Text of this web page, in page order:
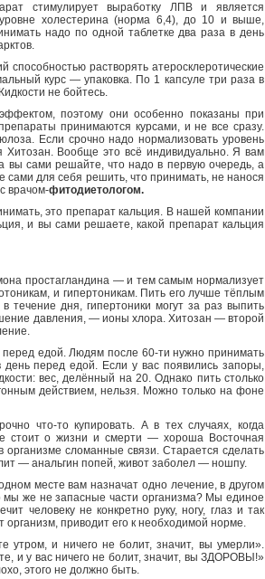
стимулирует выработку ЛПВ и является
холестерина (норма 6,4), до 10 и выше,
надо по одной таблетке два раза в день
растворять атеросклеротические
курс — упаковка. По 1 капсуле три раза в
не бойтесь.
поэтому они особенно показаны при
принимаются курсами, и не все сразу.
Если срочно надо нормализовать уровень
Вообще это всё индивидуально. Я вам
вы сами решайте, что надо в первую очередь, а
для себя решить, что принимать, не нанося
врачом-фитодиетологом.
это препарат кальция. В нашей компании
и вы сами решаете, какой препарат кальция
простагландина — и тем самым нормализует
и гипертоникам. Пить его лучше тёплым
течение дня, гипертоники могут за раз выпить
давления, — ионы хлора. Хитозан — второй
едой. Людям после 60-ти нужно принимать
перед едой. Если у вас появились запоры,
вес, делённый на 20. Однако пить столько
действием, нельзя. Можно только на фоне
что-то купировать. А в тех случаях, когда
стоит о жизни и смерти — хороша Восточная
сломанные связи. Старается сделать
— анальгин попей, живот заболел — ношпу.
месте вам назначат одно лечение, в другом
же не запасные части организма? Мы единое
человеку не конкретно руку, ногу, глаз и так
организм, приводит его к необходимой норме.
утром, и ничего не болит, значит, вы умерли».
и у вас ничего не болит, значит, вы ЗДОРОВЫ!»
этого не должно быть.